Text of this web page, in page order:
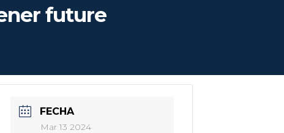
future
FECHA
Mar 13 2024